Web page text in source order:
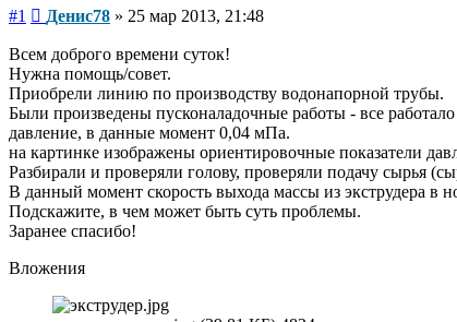
#1 Сообщение
Денис78 » 25 мар 2013, 21:48
Всем доброго времени суток!
Нужна помощь/совет.
Приобрели линию по производству водонапорной трубы.
Были произведены пусконаладочные работы - все
давление, в данные момент 0,04 мПа.
на картинке изображены ориентировочные показатели
Разбирали и проверяли голову, проверяли подачу сырья
В данный момент скорость выхода массы из экструдера в
Подскажите, в чем может быть суть проблемы.
Заранее спасибо!
Вложения